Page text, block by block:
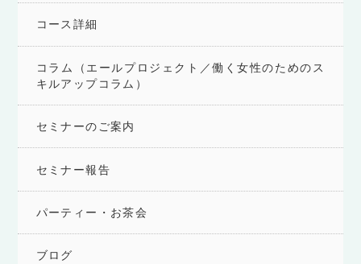
コース詳細
コラム（エールプロジェクト／働く女性のためのス
キルアップコラム）
セミナーのご案内
セミナー報告
パーティー・お茶会
ブログ